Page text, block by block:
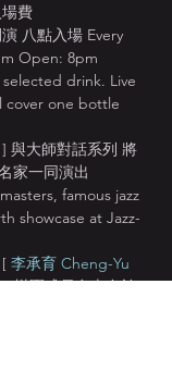
費
八點入場 Every
Open: 8pm
drink. Live
cover one bottle
] 與大師對話系列 將
家一同演出
famous jazz
showcase at Jazz-
李承育 Cheng-Yu
樂團成員多來自於